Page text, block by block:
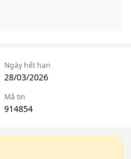
Ngày hết hạn
28/03/2026
Mã tin
914854